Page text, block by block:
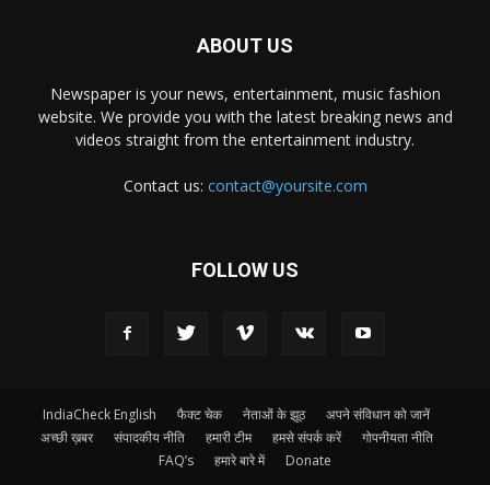
ABOUT US
Newspaper is your news, entertainment, music fashion
website. We provide you with the latest breaking news and
videos straight from the entertainment industry.
Contact us: contact@yoursite.com
FOLLOW US
IndiaCheck English फैक्ट चेक नेताओं के झूठ
अपने संविधान को जानें
अच्छी ख़बर
संपादकीय नीति हमारी टीम हमसे संपर्क करें
गोपनीयता नीति
FAQ’s
हमारे बारे में Donate